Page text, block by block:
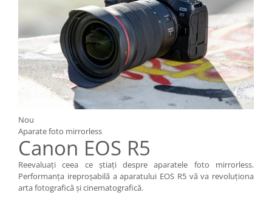
Nou
Aparate foto mirrorless
Canon EOS R5
Reevaluaţi ceea ce ştiaţi despre aparatele foto mirrorless.
Performanţa ireproşabilă a aparatului EOS R5 vă va revoluţiona
arta fotografică şi cinematografică.